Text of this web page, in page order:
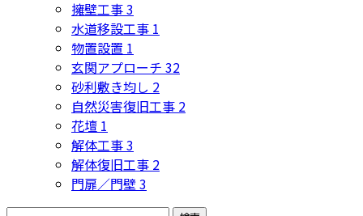
擁壁工事3
水道移設工事 1
物置設置 1
玄関アプローチ 32
砂利敷き均し 2
自然災害復旧工事 2
花壇 1
解体工事3
解体復旧工事 2
門扉／門壁3